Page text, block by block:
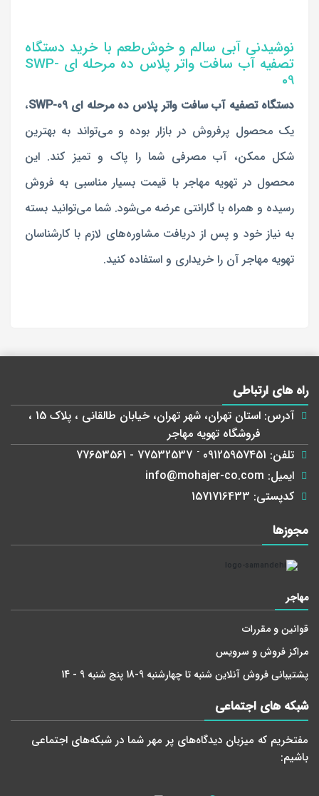
نوشیدنی آبی سالم و خوش‌طعم با خرید دستگاه
تصفیه آب سافت واتر پلاس ده مرحله ای SWP-
09
دستگاه تصفیه آب سافت واتر پلاس ده مرحله ای SWP-09
،
یک محصول پرفروش در بازار بوده و می‌تواند به بهترین
شکل ممکن، آب مصرفی شما را پاک و تمیز کند. این
محصول در تهویه مهاجر با قیمت بسیار مناسبی به فروش
رسیده و همراه با گارانتی عرضه می‌شود. شما می‌توانید بسته
به نیاز خود و پس از دریافت مشاوره‌های لازم با کارشناسان
تهویه مهاجر آن را خریداری و استفاده کنید.
راه های ارتباطی
آدرس:
استان تهران، شهر تهران، خیابان طالقانی ، پلاک 15 ،
فروشگاه تهویه مهاجر
تلفن: 09125957451
-
77532537 - 77653561
ایمیل: info@mohajer-co.com
کدپستی: 1571716433
مجوز‌ها
مهاجر
قوانین و مقررات
مراکز فروش و سرویس
پشتیبانی فروش آنلاین شنبه تا چهارشنبه 9-18 پنج شنبه 9 - 14
شبکه های اجتماعی
مفتخریم که میزبان دید‌گاه‌های پر مهر شما در شبکه‌های اجتماعی
باشیم: